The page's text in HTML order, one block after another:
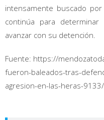
intensamente buscado
continúa para
avanzar con su detención.
Fuente: https://
fueron-baleados-tras-
agresion-en-las-heras-9133/